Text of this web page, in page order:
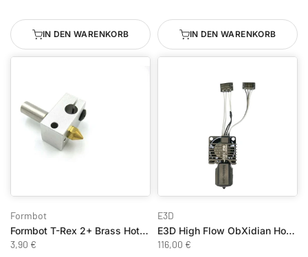
IN DEN WARENKORB IN DEN WARENKORB
Formbot
Formbot T-Rex 2+ Brass Hot End 0,25mm
3,90 €
E3D
E3D High Flow ObXidian HotEnd für Bambu Lab P1 Serie
116,00 €